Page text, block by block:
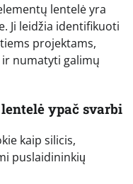
lentelė yra
Ji leidžia identifikuoti
projektams,
numatyti galimų
ypač svarbi
kaip silicis,
puslaidininkių